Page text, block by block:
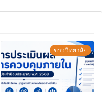
ข่าววิทยาลัย